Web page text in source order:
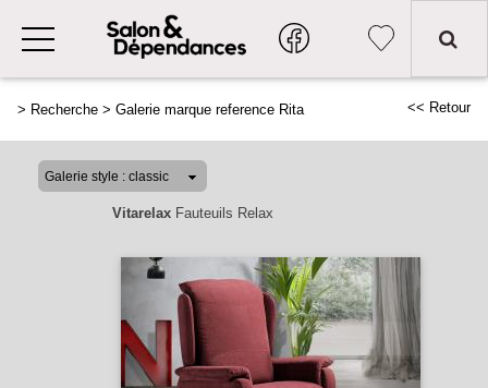
> Recherche > Galerie marque reference Rita << Retour
VitarelaxFauteuils Relax